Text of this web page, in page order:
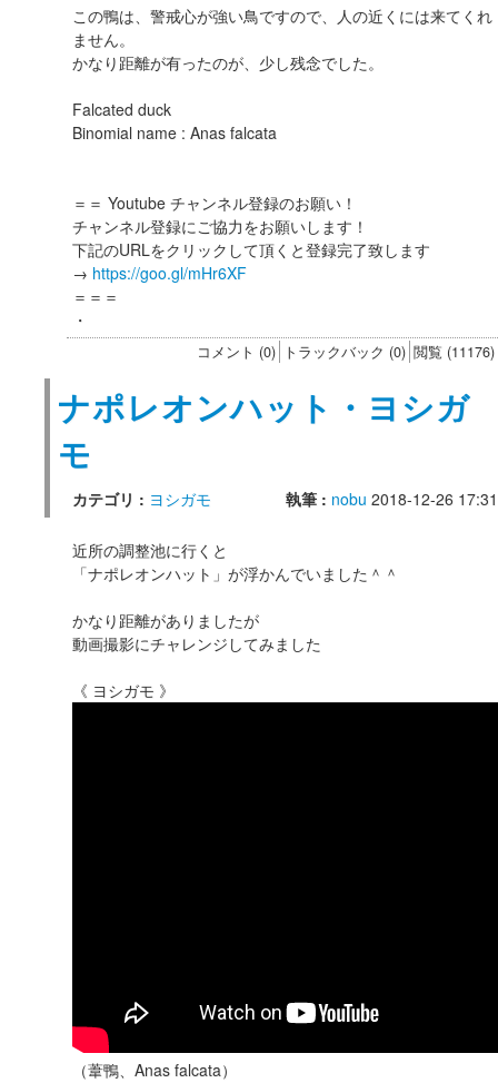
この鴨は、警戒心が強い鳥ですので、人の近くには来てくれ
ません。
かなり距離が有ったのが、少し残念でした。
Falcated duck
Binomial name : Anas falcata
＝＝ Youtube チャンネル登録のお願い！
チャンネル登録にご協力をお願いします！
下記のURLをクリックして頂くと登録完了致します
→ https://goo.gl/mHr6XF
＝＝＝
・
コメント (0) トラックバック (0) 閲覧 (11176)
ナポレオンハット・ヨシガ
モ
カテゴリ : ヨシガモ 執筆 : nobu 2018-12-26 17:31
近所の調整池に行くと
「ナポレオンハット」が浮かんでいました＾＾
かなり距離がありましたが
動画撮影にチャレンジしてみました
《 ヨシガモ 》
（葦鴨、Anas falcata）